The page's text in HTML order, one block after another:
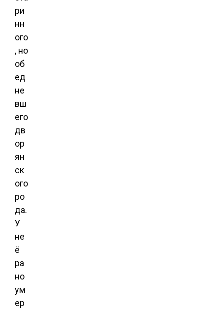
ри
нн
ого
, но
об
ед
не
вш
его
дв
ор
ян
ск
ого
ро
да.
У
не
ё
ра
но
ум
ер